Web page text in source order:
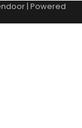
| Powered